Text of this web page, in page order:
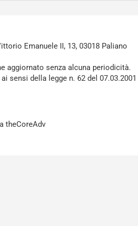
Emanuele II, 13, 03018 Paliano
aggiornato senza alcuna periodicità.
sensi della legge n. 62 del 07.03.2001
theCoreAdv